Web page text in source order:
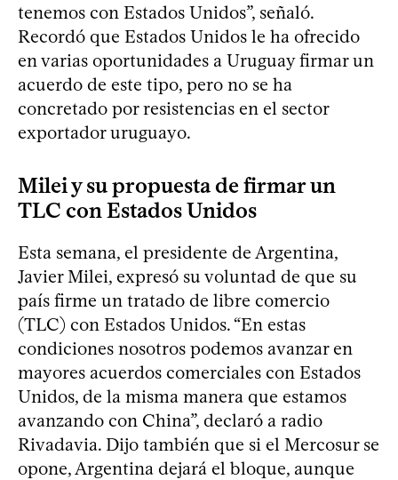
tenemos con Estados Unidos”, señaló.
Recordó que Estados Unidos le ha ofrecido
en varias oportunidades a Uruguay firmar un
acuerdo de este tipo, pero no se ha
concretado por resistencias en el sector
exportador uruguayo.
Milei y su propuesta de firmar un
TLC con Estados Unidos
Esta semana, el presidente de Argentina,
Javier Milei, expresó su voluntad de que su
país firme un tratado de libre comercio
(TLC) con Estados Unidos. “En estas
condiciones nosotros podemos avanzar en
mayores acuerdos comerciales con Estados
Unidos, de la misma manera que estamos
avanzando con China”, declaró a radio
Rivadavia. Dijo también que si el Mercosur se
opone, Argentina dejará el bloque, aunque